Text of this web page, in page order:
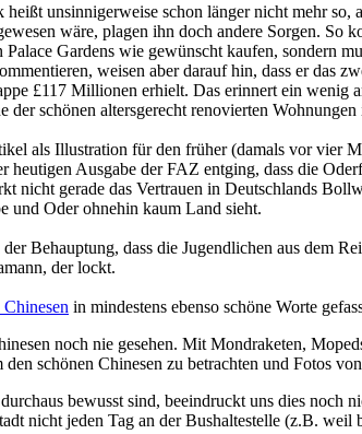
unsinnigerweise schon länger nicht mehr
wäre, plagen ihn doch andere Sorgen.
Gardens wie gewünscht kaufen, sondern
weisen aber darauf hin, dass er das
£117 Millionen erhielt. Das erinnert ein wenig
der schönen altersgerecht renovierten
als Illustration für den früher (damals vor vier
Ausgabe der FAZ entging, dass die
nicht gerade das Vertrauen in Deutschlands
und Oder ohnehin kaum Land sieht.
Behauptung, dass die Jugendlichen aus dem
der lockt.
in mindestens ebenso schöne Worte
noch nie gesehen. Mit Mondraketen,
schönen Chinesen zu betrachten und Fotos
durchaus bewusst sind, beeindruckt uns dies noch
nicht jeden Tag an der Bushaltestelle (z.B. weil